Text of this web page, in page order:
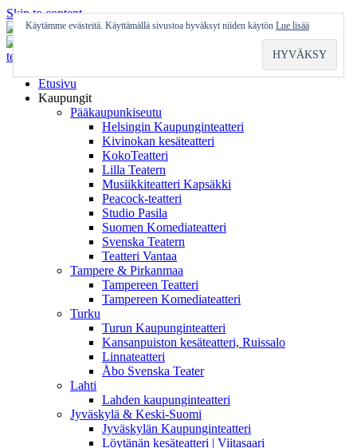
Skip to content
Etusivu
Kaupungit
Pääkaupunkiseutu
Helsingin Kaupunginteatteri
Kivinokan kesäteatteri
KokoTeatteri
Lilla Teatern
Musiikkiteatteri Kapsäkki
Peacock-teatteri
Studio Pasila
Suomen Komediateatteri
Svenska Teatern
Teatteri Vantaa
Tampere & Pirkanmaa
Tampereen Teatteri
Tampereen Komediateatteri
Turku
Turun Kaupunginteatteri
Kansanpuiston kesäteatteri, Ruissalo
Linnateatteri
Åbo Svenska Teater
Lahti
Lahden kaupunginteatteri
Jyväskylä & Keski-Suomi
Jyväskylän Kaupunginteatteri
Löytänän kesäteatteri | Viitasaari
Käytämme evästeitä. Käyttämällä sivustoa hyväksyt niiden käytön Lue lisää